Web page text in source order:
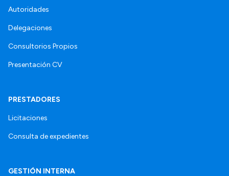
Autoridades
Delegaciones
Consultorios Propios
Presentación CV
PRESTADORES
Licitaciones
Consulta de expedientes
GESTIÓN INTERNA